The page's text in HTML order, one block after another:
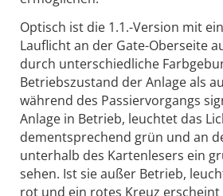
Optisch ist die 1.1.-Version mit
Lauflicht an der Gate-Oberseite
durch unterschiedliche
Betriebszustand der Anlage als
während des Passiervorgangs
Anlage in Betrieb, leuchtet das
dementsprechend grün und an
unterhalb des Kartenlesers ein
sehen. Ist sie außer Betrieb,
rot und ein rotes Kreuz erscheint